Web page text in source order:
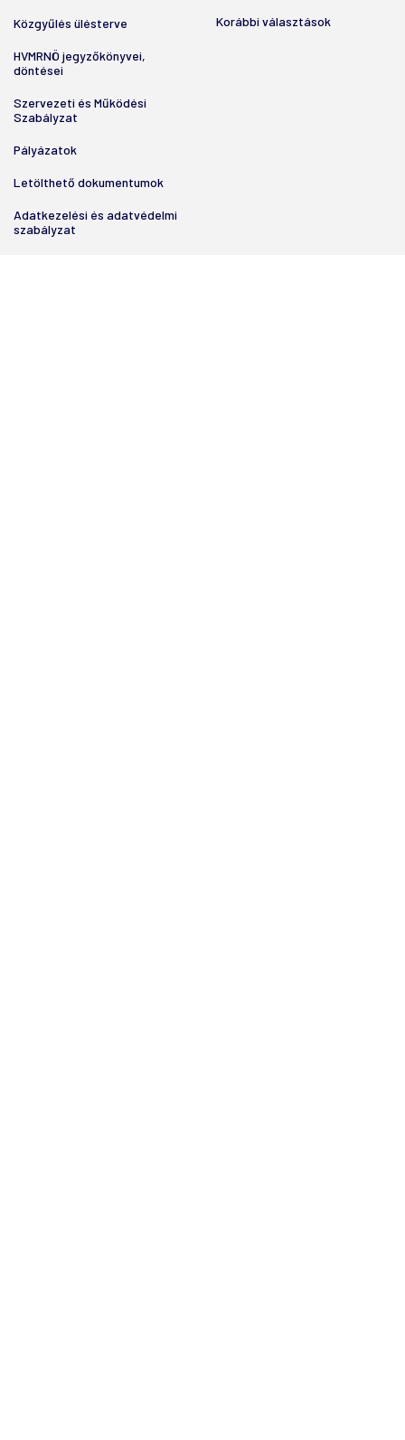
Közgyűlés ülésterve
HVMRNÖ jegyzőkönyvei,
döntései
Szervezeti és Működési
Szabályzat
Pályázatok
Letölthető dokumentumok
Adatkezelési és adatvédelmi
szabályzat
Korábbi választások